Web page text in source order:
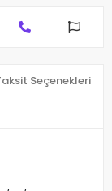
Seçenekleri